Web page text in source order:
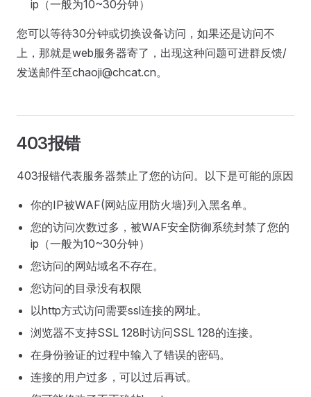
ip（一般为10~30分钟）
您可以等待30分钟或切换设备访问，如果还是访问不
上，那就是web服务器寄了，出现这种问题可进群反馈/
发送邮件至chaoji@chcat.cn。
403报错
403报错代表服务器禁止了您的访问。以下是可能的原因
你的IP被WAF(网站应用防火墙)列入黑名单。
您的访问次数过多，被WAF安全防御系统封禁了您的
ip（一般为10~30分钟）
您访问的网站域名不存在。
您访问的目录没有权限
以http方式访问需要ssl连接的网址。
浏览器不支持SSL 128时访问SSL 128的连接。
在身份验证的过程中输入了错误的密码。
连接的用户过多，可以过后再试。